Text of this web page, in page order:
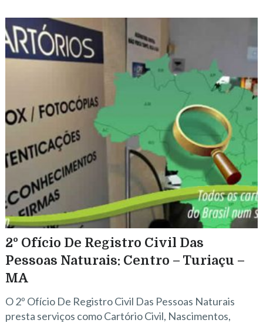
2º Ofício De Registro Civil Das
Pessoas Naturais: Centro – Turiaçu –
MA
O 2º Ofício De Registro Civil Das Pessoas Naturais
presta serviços como Cartório Civil, Nascimentos,